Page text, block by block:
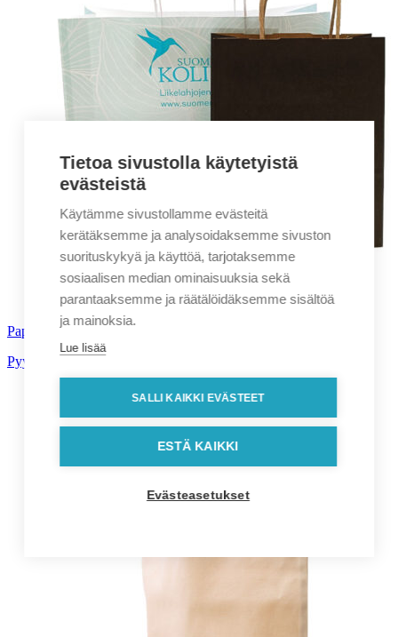
Paperikassit omalla toteutuksella
Pyydä tarjous!
Tietoa sivustolla käytetyistä
evästeistä
Käytämme sivustollamme evästeitä
kerätäksemme ja analysoidaksemme sivuston
suorituskykyä ja käyttöä, tarjotaksemme
sosiaalisen median ominaisuuksia sekä
parantaaksemme ja räätälöidäksemme sisältöä
ja mainoksia.
Lue lisää
SALLI KAIKKI EVÄSTEET
ESTÄ KAIKKI
Evästeasetukset